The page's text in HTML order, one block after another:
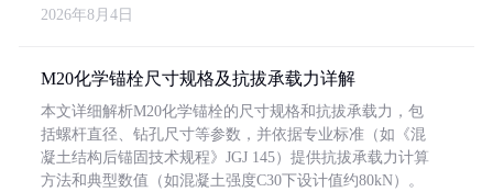
2026年8月4日
M20化学锚栓尺寸规格及抗拔承载力详解
本文详细解析M20化学锚栓的尺寸规格和抗拔承载力，包
括螺杆直径、钻孔尺寸等参数，并依据专业标准（如《混
凝土结构后锚固技术规程》JGJ 145）提供抗拔承载力计算
方法和典型数值（如混凝土强度C30下设计值约80kN）。